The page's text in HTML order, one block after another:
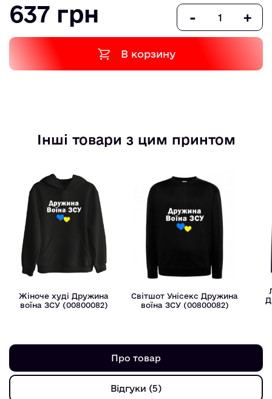
637 грн - +
В корзину
Інші товари з цим принтом
Жіноче худі Дружина
воїна ЗСУ (00800082)
Світшот Унісекс Дружина
воїна ЗСУ (00800082)
Про товар
Відгуки (5)